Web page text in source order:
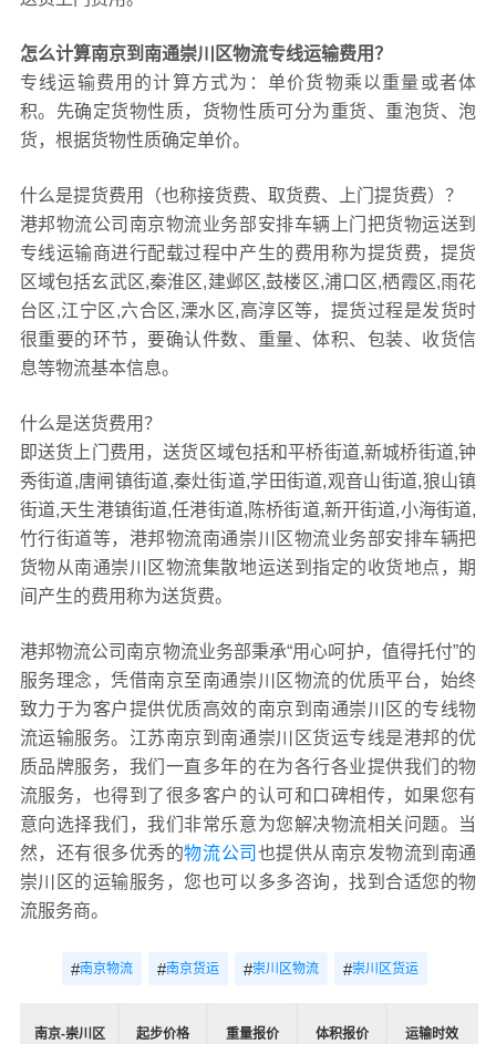
怎么计算南京到南通崇川区物流专线运输费用？
专线运输费用的计算方式为：单价货物乘以重量或者体
积。先确定货物性质，货物性质可分为重货、重泡货、泡
货，根据货物性质确定单价。
什么是提货费用（也称接货费、取货费、上门提货费）？
港邦物流公司南京物流业务部安排车辆上门把货物运送到
专线运输商进行配载过程中产生的费用称为提货费，提货
区域包括玄武区,秦淮区,建邺区,鼓楼区,浦口区,栖霞区,雨花
台区,江宁区,六合区,溧水区,高淳区等，提货过程是发货时
很重要的环节，要确认件数、重量、体积、包装、收货信
息等物流基本信息。
什么是送货费用？
即送货上门费用，送货区域包括和平桥街道,新城桥街道,钟
秀街道,唐闸镇街道,秦灶街道,学田街道,观音山街道,狼山镇
街道,天生港镇街道,任港街道,陈桥街道,新开街道,小海街道,
竹行街道等，港邦物流南通崇川区物流业务部安排车辆把
货物从南通崇川区物流集散地运送到指定的收货地点，期
间产生的费用称为送货费。
港邦物流公司南京物流业务部秉承“用心呵护，值得托付”的
服务理念，凭借南京至南通崇川区物流的优质平台，始终
致力于为客户提供优质高效的南京到南通崇川区的专线物
流运输服务。江苏南京到南通崇川区货运专线是港邦的优
质品牌服务，我们一直多年的在为各行各业提供我们的物
流服务，也得到了很多客户的认可和口碑相传，如果您有
意向选择我们，我们非常乐意为您解决物流相关问题。当
然，还有很多优秀的物流公司 也提供从南京发物流到南通
崇川区的运输服务，您也可以多多咨询，找到合适您的物
流服务商。
#南京物流 #南京货运 #崇川区物流 #崇川区货运
南京-崇川区 起步价格 重量报价 体积报价 运输时效